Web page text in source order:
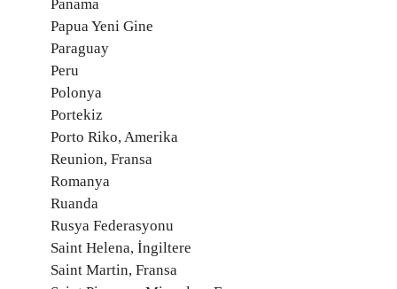
Panama
Papua Yeni Gine
Paraguay
Peru
Polonya
Portekiz
Porto Riko, Amerika
Reunion, Fransa
Romanya
Ruanda
Rusya Federasyonu
Saint Helena, İngiltere
Saint Martin, Fransa